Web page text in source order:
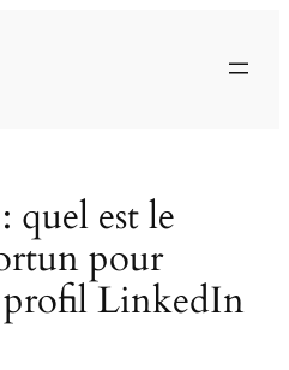
quel est le
pour
profil LinkedIn